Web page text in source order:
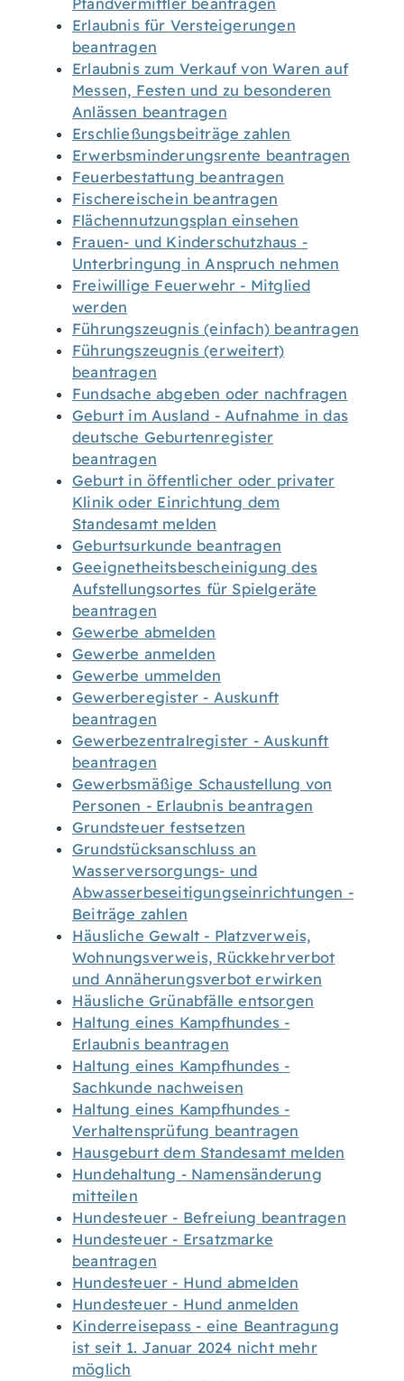
Pfandvermittler beantragen
Erlaubnis für Versteigerungen
beantragen
Erlaubnis zum Verkauf von Waren auf
Messen, Festen und zu besonderen
Anlässen beantragen
Erschließungsbeiträge zahlen
Erwerbsminderungsrente beantragen
Feuerbestattung beantragen
Fischereischein beantragen
Flächennutzungsplan einsehen
Frauen- und Kinderschutzhaus -
Unterbringung in Anspruch nehmen
Freiwillige Feuerwehr - Mitglied
werden
Führungszeugnis (einfach) beantragen
Führungszeugnis (erweitert)
beantragen
Fundsache abgeben oder nachfragen
Geburt im Ausland - Aufnahme in das
deutsche Geburtenregister
beantragen
Geburt in öffentlicher oder privater
Klinik oder Einrichtung dem
Standesamt melden
Geburtsurkunde beantragen
Geeignetheitsbescheinigung des
Aufstellungsortes für Spielgeräte
beantragen
Gewerbe abmelden
Gewerbe anmelden
Gewerbe ummelden
Gewerberegister - Auskunft
beantragen
Gewerbezentralregister - Auskunft
beantragen
Gewerbsmäßige Schaustellung von
Personen - Erlaubnis beantragen
Grundsteuer festsetzen
Grundstücksanschluss an
Wasserversorgungs- und
Abwasserbeseitigungseinrichtungen -
Beiträge zahlen
Häusliche Gewalt - Platzverweis,
Wohnungsverweis, Rückkehrverbot
und Annäherungsverbot erwirken
Häusliche Grünabfälle entsorgen
Haltung eines Kampfhundes -
Erlaubnis beantragen
Haltung eines Kampfhundes -
Sachkunde nachweisen
Haltung eines Kampfhundes -
Verhaltensprüfung beantragen
Hausgeburt dem Standesamt melden
Hundehaltung - Namensänderung
mitteilen
Hundesteuer - Befreiung beantragen
Hundesteuer - Ersatzmarke
beantragen
Hundesteuer - Hund abmelden
Hundesteuer - Hund anmelden
Kinderreisepass - eine Beantragung
ist seit 1. Januar 2024 nicht mehr
möglich